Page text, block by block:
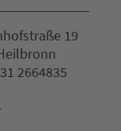
19
2664835